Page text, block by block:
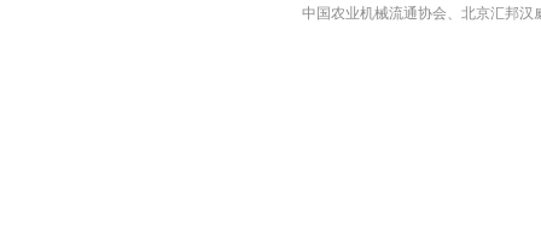
中国农业机械流通协会、北京汇邦